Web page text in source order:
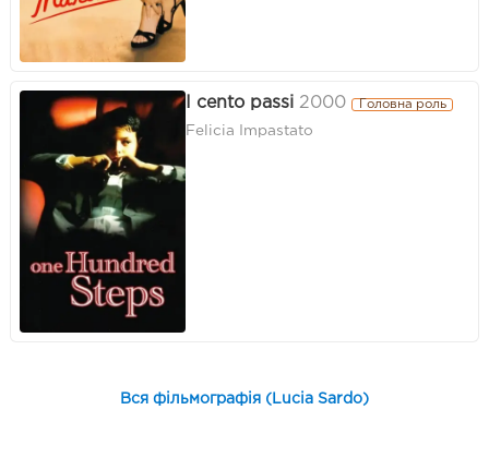
I cento passi 2000 Головна роль
Felicia Impastato
Вся фільмографія (Lucia Sardo)